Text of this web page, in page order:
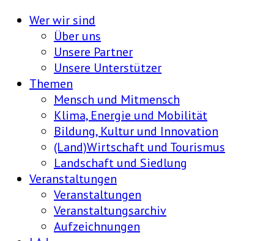
Wer wir sind
Über uns
Unsere Partner
Unsere Unterstützer
Themen
Mensch und Mitmensch
Klima, Energie und Mobilität
Bildung, Kultur und Innovation
(Land)Wirtschaft und Tourismus
Landschaft und Siedlung
Veranstaltungen
Veranstaltungen
Veranstaltungsarchiv
Aufzeichnungen